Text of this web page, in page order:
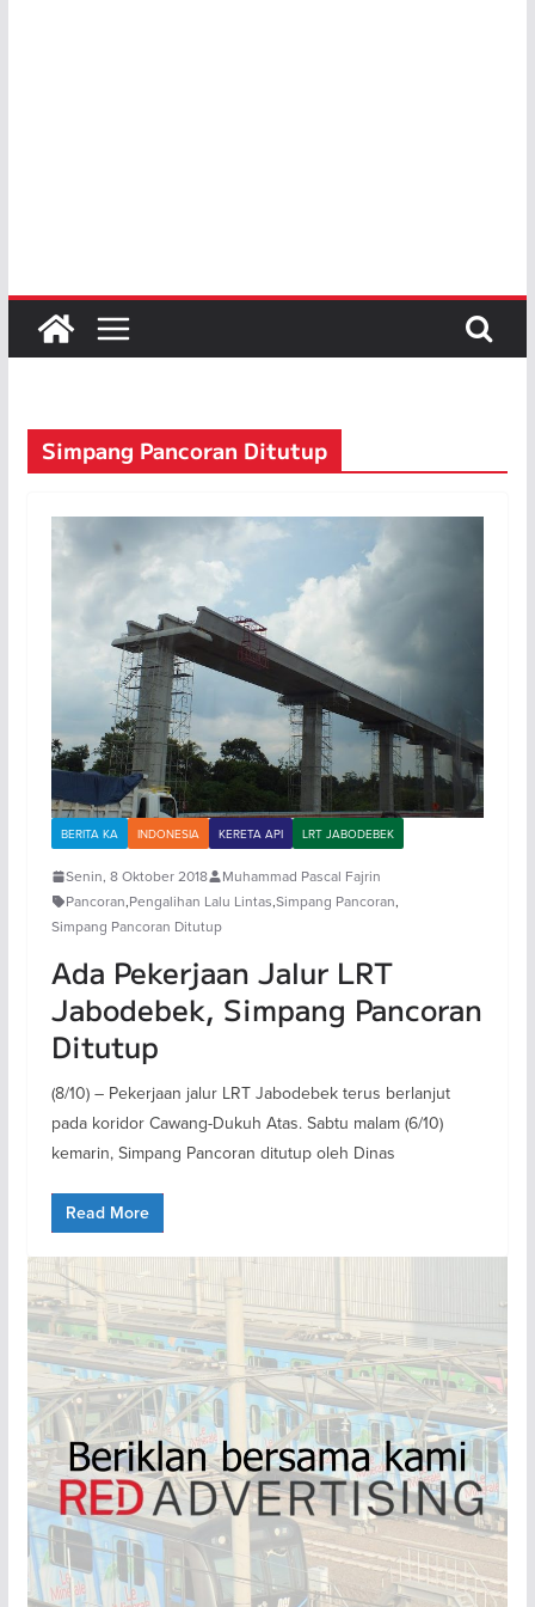
Simpang Pancoran Ditutup
BERITA KA INDONESIA KERETA API LRT JABODEBEK
Senin, 8 Oktober 2018
Muhammad Pascal Fajrin
Pancoran,Pengalihan Lalu Lintas,Simpang Pancoran,
Simpang Pancoran Ditutup
Ada Pekerjaan Jalur LRT
Jabodebek, Simpang Pancoran
Ditutup
(8/10) – Pekerjaan jalur LRT Jabodebek terus berlanjut
pada koridor Cawang-Dukuh Atas. Sabtu malam (6/10)
kemarin, Simpang Pancoran ditutup oleh Dinas
Read More